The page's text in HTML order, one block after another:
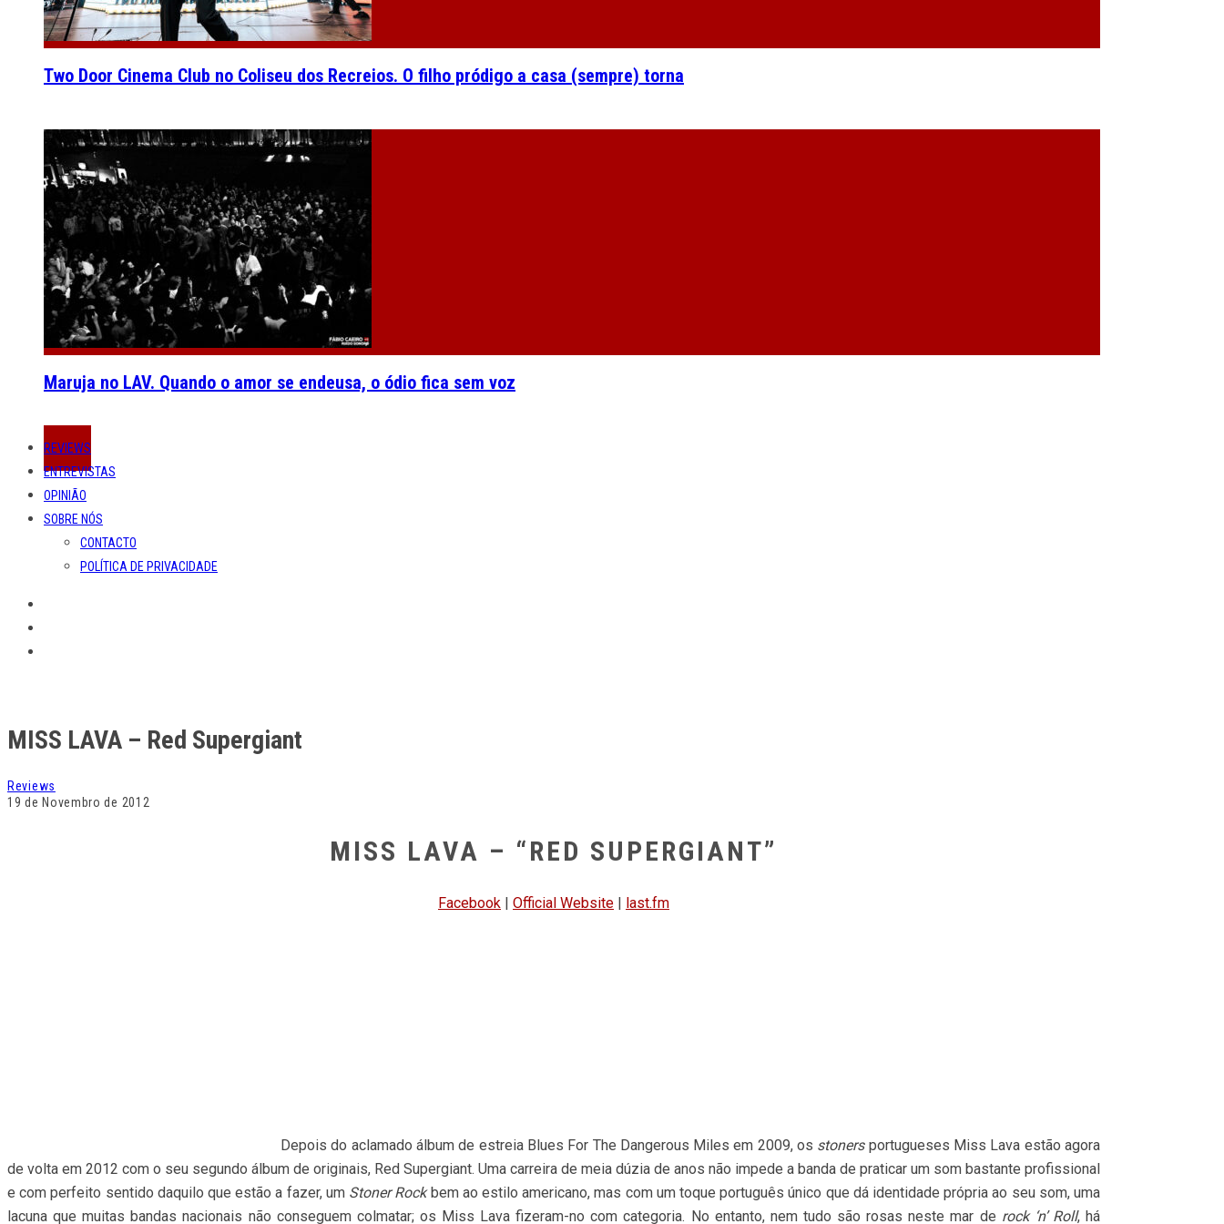
Two Door Cinema Club no Coliseu dos Recreios. O filho pródigo a casa (sempre) torna
Maruja no LAV. Quando o amor se endeusa, o ódio fica sem voz
REVIEWS
ENTREVISTAS
OPINIÃO
SOBRE NÓS
CONTACTO
POLÍTICA DE PRIVACIDADE
MISS LAVA – Red Supergiant
Reviews
19 de Novembro de 2012
MISS LAVA – “RED SUPERGIANT”
Facebook | Official Website | last.fm
Depois do aclamado álbum de estreia Blues For The Dangerous Miles em 2009, os stonersportugueses Miss Lava estão agora
de volta em 2012 com o seu segundo álbum de originais, Red Supergiant. Uma carreira de meia dúzia de anos não impede a banda de praticar um som bastante profissional
e com perfeito sentido daquilo que estão a fazer, um Stoner Rockbem ao estilo americano, mas com um toque português único que dá identidade própria ao seu som, uma
lacuna que muitas bandas nacionais não conseguem colmatar; os Miss Lava fizeram-no com categoria. No entanto, nem tudo são rosas neste mar de rock ‘n’ Roll, há